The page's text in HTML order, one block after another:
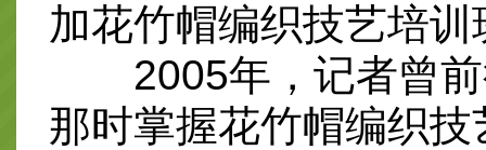
加花竹帽编织技艺培
2005年，记者曾前
那时掌握花竹帽编织